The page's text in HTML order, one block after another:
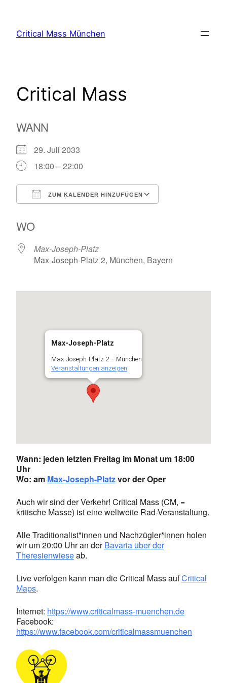
springen
Critical Mass München
Critical Mass
WANN
29. Juli 2033
18:00 – 22:00
ZUM KALENDER HINZUFÜGEN
WO
Max-Joseph-Platz
Max-Joseph-Platz 2, München, Bayern
Max-Joseph-Platz
Max-Joseph-Platz 2 – München
Veranstaltungen anzeigen
Wann: jeden letzten Freitag im Monat um 18:00
Uhr
Wo: am Max-Joseph-Platzvor der Oper
Auch wir sind der Verkehr! Critical Mass (CM, =
kritische Masse) ist eine weltweite Rad-Veranstaltung.
Alle Traditionalist*innen und Nachzügler*innen holen
wir um 20:00 Uhr an derBavaria über der
Theresienwieseab.
Live verfolgen kann man die Critical Mass aufCritical
Maps.
Internet: https://www.criticalmass-muenchen.de
Facebook:
https://www.facebook.com/criticalmassmuenchen